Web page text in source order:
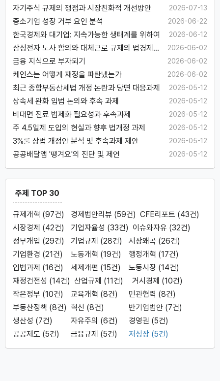
자기주식 규제의 쟁점과 시장친화적 개선방안 2026-07-13
중소기업 성장 거부 요인 분석 2026-06-22
한국경제와 대기업: 지속가능한 생태계를 위하여 2026-06-12
삼성전자 노사 합의와 대체근로 규제의 법경제학
적 고찰
2026-06-02
금융 지식으로 부자되기 2026-06-02
케인스는 어떻게 재정을 파탄냈는가 2026-06-02
최근 종합부동산세법 개정 논란과 당면 대응과제 2026-05-12
상속세 완화 입법 논의와 후속 과제 2026-05-12
비대면 진료 법제화 필요성과 후속과제 2026-05-12
주 4.5일제 도입의 현실과 향후 법개정 과제 2026-05-12
3%룰 상법 개정안 분석 및 후속과제 제안 2026-05-12
공공배달앱 '땡겨요'의 진단 및 제언 2026-05-12
주제 TOP 30
규제개혁 (97건) 경제법안리뷰 (59건) CFE리포트 (43건)
시장경제 (42건)
기업자율성 (33건) 이슈와자유 (32건)
정부개입 (29건)
기업규제 (28건)
시장왜곡 (26건)
기업환경 (21건)
노동개혁 (19건)
행정개혁 (17건)
입법과제 (16건)
세제개편 (15건)
노동시장 (14건)
재정건전성 (14건) 산업규제 (11건)
거시경제 (10건)
작은정부 (10건)
교육개혁 (8건)
민관협력 (8건)
부동산정책 (8건) 혁신 (8건)
반기업법안 (7건)
생산성 (7건)
자유주의 (6건)
경영권 (5건)
공공제도 (5건)
금융규제 (5건) 저성장 (5건)